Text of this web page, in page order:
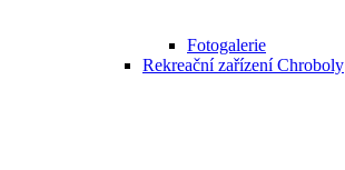
Fotogalerie
Rekreační zařízení Chroboly